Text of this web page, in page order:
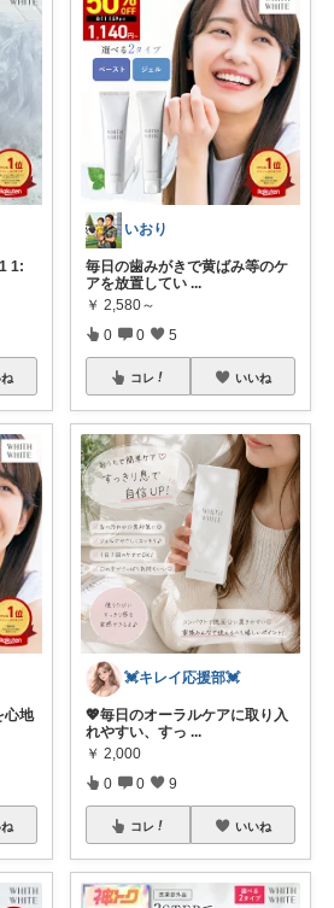
1:
心地
いおり
毎日の歯みがきで黄ばみ等のケ
アを放置してい ...
￥ 2,580～
0 0 5
コレ いいね
💓キレイ応援部💓
💖毎日のオーラルケアに取り入
れやすい、すっ ...
￥ 2,000
0 0 9
コレ いいね